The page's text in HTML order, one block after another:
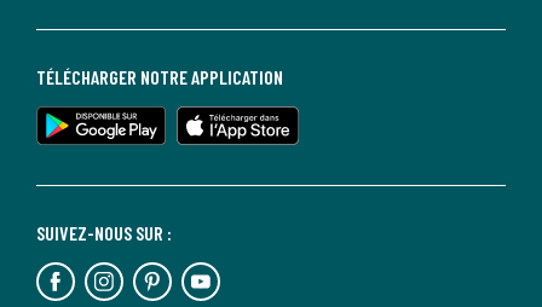
SUIVEZ-NOUS SUR :
TÉLÉCHARGER NOTRE APPLICATION